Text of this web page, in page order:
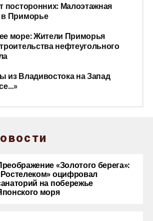
посторонних: Малоэтажная
Приморье
море: Жители Приморья
нефтеугольного
из Владивостока на Запад
«Золотого берега»:
оцифровал
на побережье
моря